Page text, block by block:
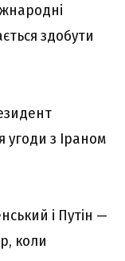
здобути
угоди з Іраном
і Путін —
коли